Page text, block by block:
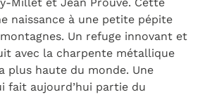
naissance à une petite pépite
Un refuge innovant et
avec la charpente métallique
plus haute du monde. Une
fait aujourd’hui partie du